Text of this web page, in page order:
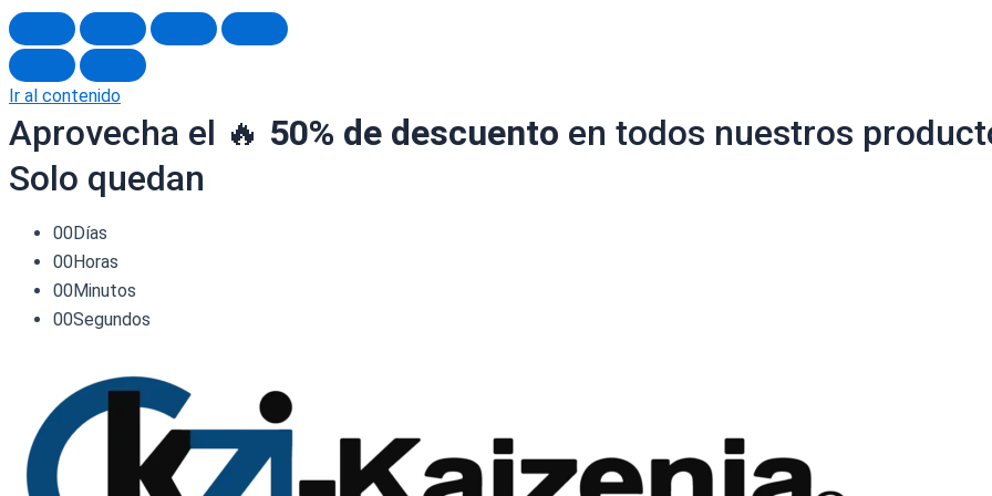
Ir al contenido
Aprovecha el 🔥 50% de descuento en todos nuestros
Solo quedan
00Días
00Horas
00Minutos
00Segundos